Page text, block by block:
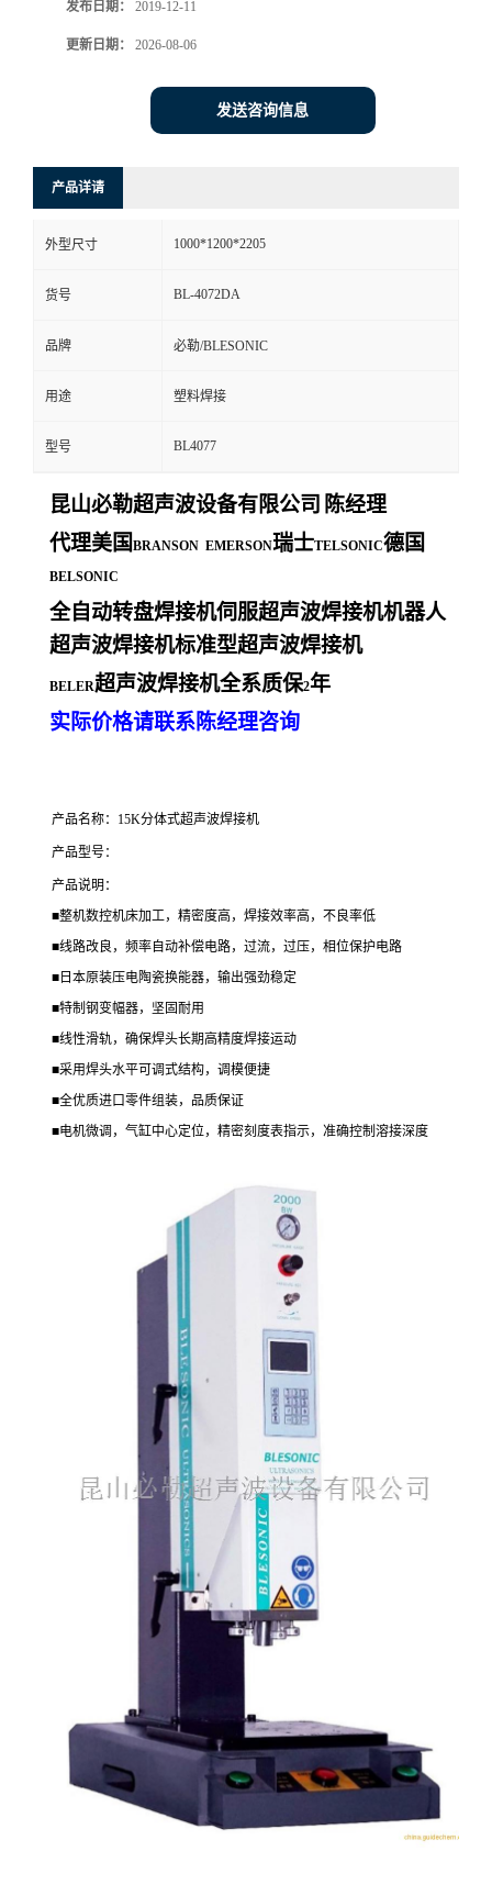
发布日期： 2019-12-11
更新日期： 2026-08-06
发送咨询信息
产品详请
外型尺寸 1000*1200*2205
货号 BL-4072DA
品牌 必勒/BLESONIC
用途 塑料焊接
型号 BL4077
昆山必勒超声波设备有限公司 陈经理
代理美国 BRANSON EMERSON瑞士TELSONIC德国
BELSONIC
全自动转盘焊接机伺服超声波焊接机机器人
超声波焊接机标准型超声波焊接机
BELER超声波焊接机全系质保2年
实际价格请联系陈经理咨询
产品名称：15K分体式超声波焊接机
产品型号：
产品说明：
■整机数控机床加工，精密度高，焊接效率高，不良率低
■线路改良，频率自动补偿电路，过流，过压，相位保护电路
■日本原装压电陶瓷换能器，输出强劲稳定
■特制钢变幅器，坚固耐用
■线性滑轨，确保焊头长期高精度焊接运动
■采用焊头水平可调式结构，调模便捷
■全优质进口零件组装，品质保证
■电机微调，气缸中心定位，精密刻度表指示，准确控制溶接深度